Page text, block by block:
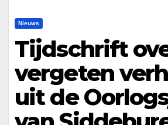
Nieuws
Tijdschrift
vergeten
uit de